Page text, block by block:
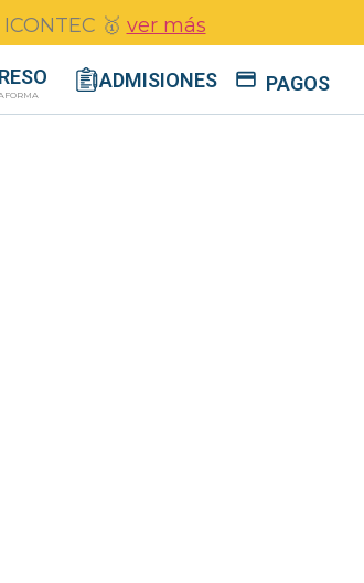
🥇 ver más
ADMISIONES PAGOS